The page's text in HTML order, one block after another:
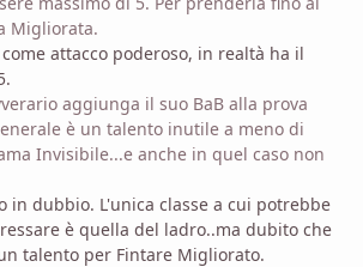
Migliorata.
attacco poderoso, in realtà ha il
aggiunga il suo BaB alla prova
è un talento inutile a meno di
Invisibile...e anche in quel caso non
in dubbio. L'unica classe a cui potrebbe
è quella del ladro..ma dubito che
talento per Fintare Migliorato.